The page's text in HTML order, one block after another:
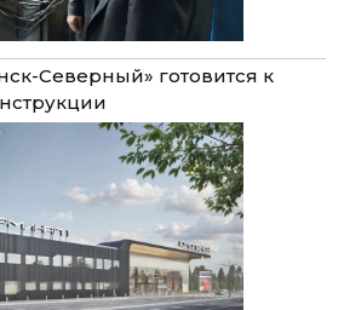
Северный» готовится к